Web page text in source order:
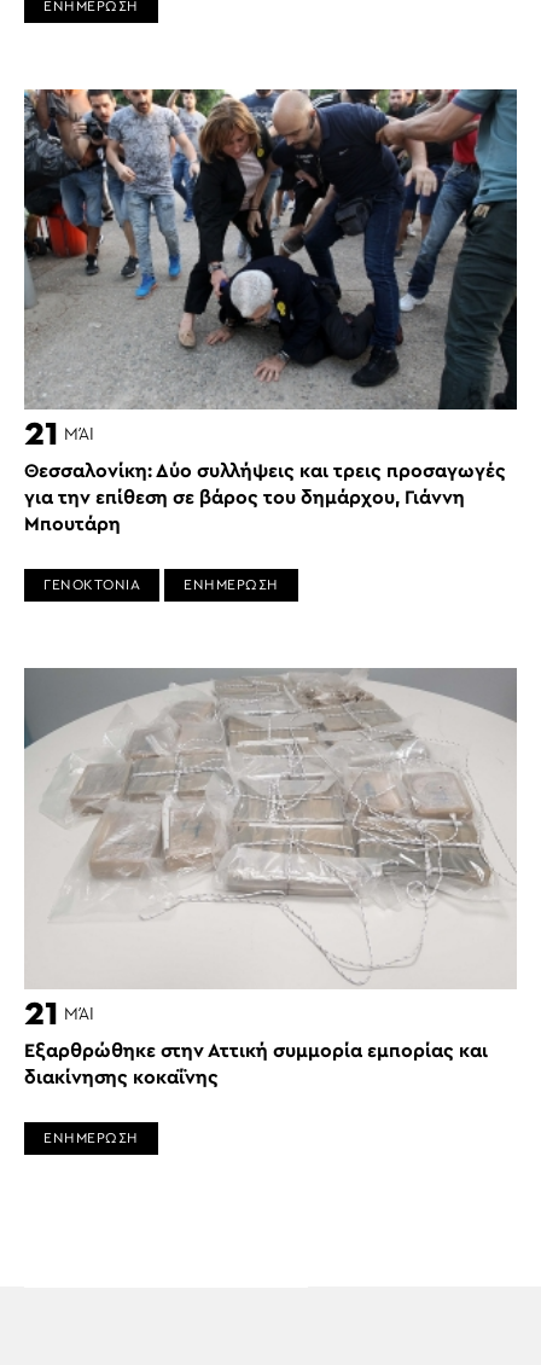
ΕΝΗΜΕΡΩΣΗ
21 ΜΆΙ
Θεσσαλονίκη: Δύο συλλήψεις και τρεις προσαγωγές
για την επίθεση σε βάρος του δημάρχου, Γιάννη
Μπουτάρη
ΓΕΝΟΚΤΟΝΙΑ ΕΝΗΜΕΡΩΣΗ
21 ΜΆΙ
Εξαρθρώθηκε στην Αττική συμμορία εμπορίας και
διακίνησης κοκαΐνης
ΕΝΗΜΕΡΩΣΗ